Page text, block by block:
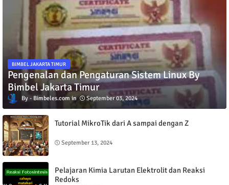
BIMBEL JAKARTA TIMUR
Pengenalan dan Pengaturan Sistem Linux By
Bimbel Jakarta Timur
Bimbeles.com September 03, 2024
Tutorial MikroTik dari A sampai dengan Z
September 13, 2024
Pelajaran Kimia Larutan Elektrolit dan Reaksi
Redoks